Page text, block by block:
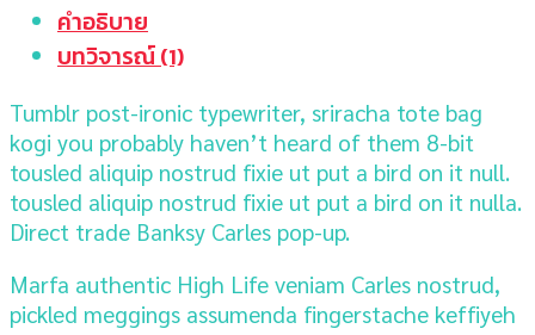
คำอธิบาย
บทวิจารณ์ (1)
Tumblr post-ironic typewriter, sriracha tote bag
kogi you probably haven’t heard of them 8-bit
tousled aliquip nostrud fixie ut put a bird on it null.
tousled aliquip nostrud fixie ut put a bird on it nulla.
Direct trade Banksy Carles pop-up.
Marfa authentic High Life veniam Carles nostrud,
pickled meggings assumenda fingerstache keffiyeh